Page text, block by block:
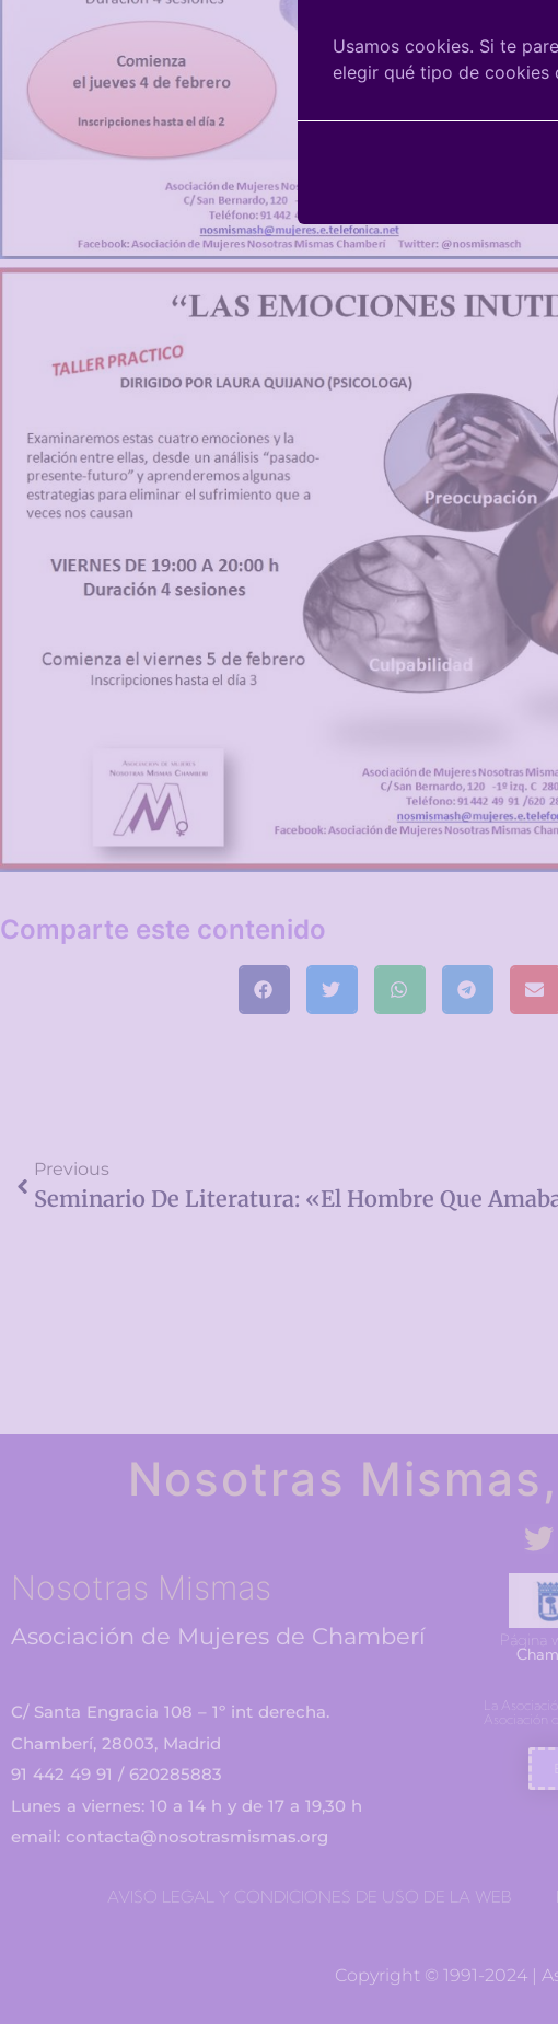
Comparte este contenido
Previous
Nosotras
Nosotras Mismas
Asociación de Mujeres de Chamberí
C/ Santa Engracia 108 – 1º int derecha.
Chamberí, 28003, Madrid
91 442 49 91 / 620285883
Lunes a viernes: 10 a 14 h y de 17 a 19,30 h
email: contacta@nosotrasmismas.org
Página
La
Asociación
AVISO LEGAL Y CONDICIONES DE USO DE LA WEB
Copyright © 1991-2024 |
Usamos cookies. Si te
elegir qué tipo de cookies